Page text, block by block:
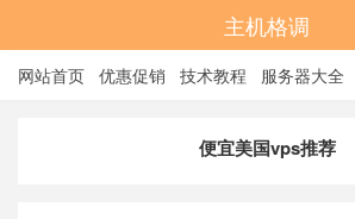
主机格调
网站首页 优惠促销 技术教程 服务器大全
便宜美国vps推荐